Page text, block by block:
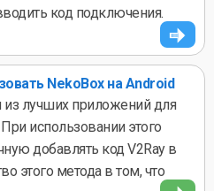
код подключения.
NekoBox на Android
лучших приложений для
использовании этого
добавлять код V2Ray в
этого метода в том, что